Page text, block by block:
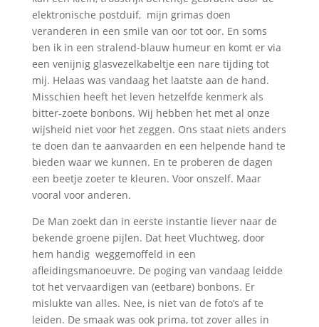
elektronische postduif, mijn grimas doen
veranderen in een smile van oor tot oor. En soms
ben ik in een stralend-blauw humeur en komt er via
een venijnig glasvezelkabeltje een nare tijding tot
mij. Helaas was vandaag het laatste aan de hand.
Misschien heeft het leven hetzelfde kenmerk als
bitter-zoete bonbons. Wij hebben het met al onze
wijsheid niet voor het zeggen. Ons staat niets anders
te doen dan te aanvaarden en een helpende hand te
bieden waar we kunnen. En te proberen de dagen
een beetje zoeter te kleuren. Voor onszelf. Maar
vooral voor anderen.
De Man zoekt dan in eerste instantie liever naar de
bekende groene pijlen. Dat heet Vluchtweg, door
hem handig weggemoffeld in een
afleidingsmanoeuvre. De poging van vandaag leidde
tot het vervaardigen van (eetbare) bonbons. Er
mislukte van alles. Nee, is niet van de foto’s af te
leiden. De smaak was ook prima, tot zover alles in